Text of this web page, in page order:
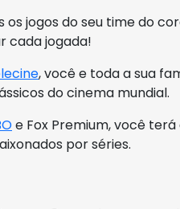
os jogos do seu time do
cada jogada!
, você e toda a sua
do cinema mundial.
e Fox Premium, você
por séries.